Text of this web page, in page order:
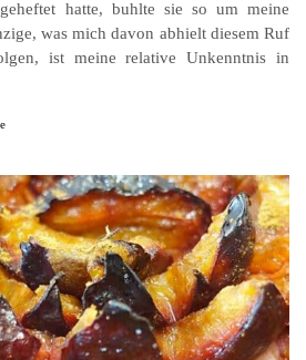
hatte, buhlte sie so um meine
was mich davon abhielt diesem Ruf
ist meine relative Unkenntnis in